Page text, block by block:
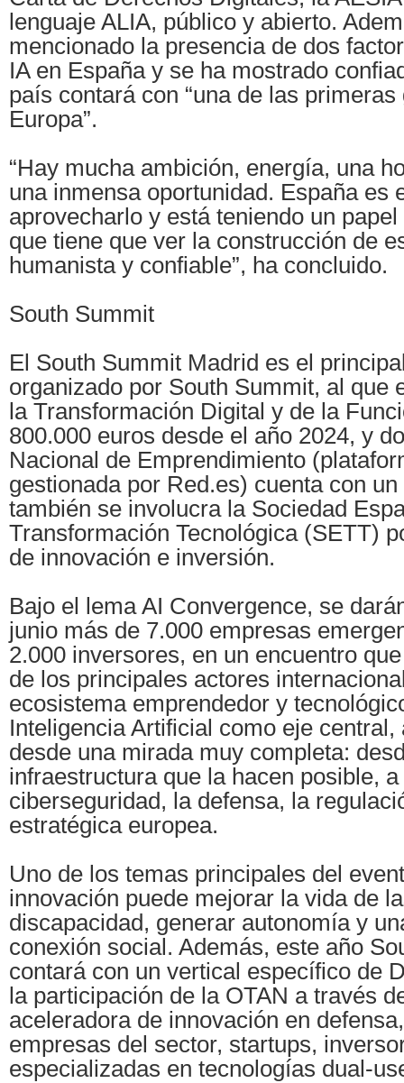
lenguaje ALIA, público y abierto.
mencionado la presencia de dos
IA en España y se ha mostrado
país contará con “una de las
Europa”.
“Hay mucha ambición, energía, una
una inmensa oportunidad. España es
aprovecharlo y está teniendo un
que tiene que ver la construcción de
humanista y confiable”, ha concluido.
South Summit
El South Summit Madrid es el
organizado por South Summit, al que
la Transformación Digital y de la
800.000 euros desde el año 2024, y
Nacional de Emprendimiento
gestionada por Red.es) cuenta con
también se involucra la Sociedad
Transformación Tecnológica (SETT)
de innovación e inversión.
Bajo el lema AI Convergence, se
junio más de 7.000 empresas
2.000 inversores, en un encuentro
de los principales actores
ecosistema emprendedor y
Inteligencia Artificial como eje central,
desde una mirada muy completa:
infraestructura que la hacen posible,
ciberseguridad, la defensa, la
estratégica europea.
Uno de los temas principales del
innovación puede mejorar la vida de
discapacidad, generar autonomía y
conexión social. Además, este año
contará con un vertical específico de
la participación de la OTAN a través
aceleradora de innovación en
empresas del sector, startups,
especializadas en tecnologías dual-